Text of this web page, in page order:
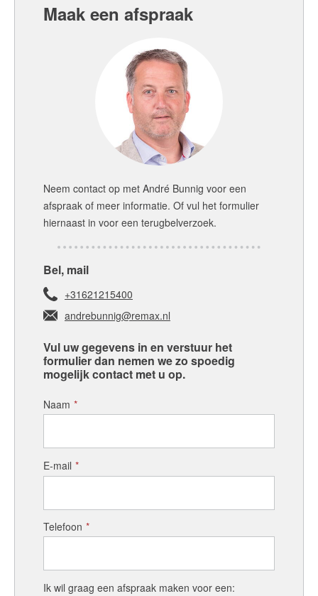
Maak een afspraak
Neem contact op met André Bunnig voor een
afspraak of meer informatie. Of vul het formulier
hiernaast in voor een terugbelverzoek.
Bel, mail
+31621215400
andrebunnig@remax.nl
Vul uw gegevens in en verstuur het
formulier dan nemen we zo spoedig
mogelijk contact met u op.
Naam *
E-mail *
Telefoon *
Ik wil graag een afspraak maken voor een: